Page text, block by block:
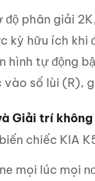
độ phân giải
kỳ hữu ích khi
hình tự động
số lùi (R),
Giải trí
chiếc KIA
mọi lúc mọi